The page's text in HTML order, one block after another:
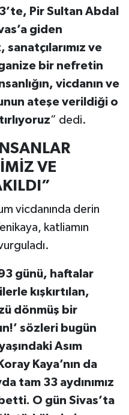
Pir Sultan Abdal
giden
ve
bir nefretin
vicdanın ve
ateşe verildiği o
” dedi.
VE
vicdanında derin
katliamın
günü, haftalar
kışkırtılan,
dönmüş bir
sözleri bugün
Asım
Kaya’nın da
tam 33 aydınımız
O gün Sivas’ta